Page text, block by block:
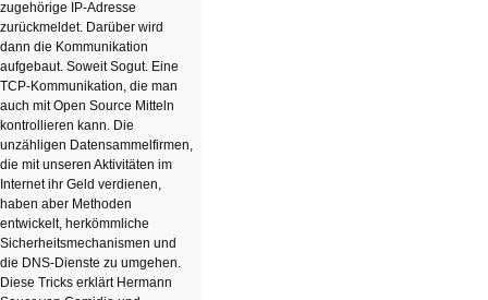
zugehörige IP-Adresse
zurückmeldet. Darüber wird
dann die Kommunikation
aufgebaut. Soweit Sogut. Eine
TCP-Kommunikation, die man
auch mit Open Source Mitteln
kontrollieren kann. Die
unzähligen Datensammelfirmen,
die mit unseren Aktivitäten im
Internet ihr Geld verdienen,
haben aber Methoden
entwickelt, herkömmliche
Sicherheitsmechanismen und
die DNS-Dienste zu umgehen.
Diese Tricks erklärt Hermann